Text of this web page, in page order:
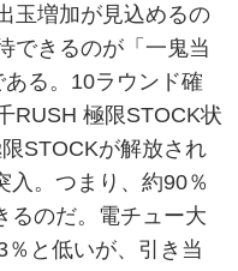
玉増加が見込めるの
できるのが「一鬼当
る。10ラウンド確
RUSH 極限STOCK状
STOCKが解放され
入。つまり、約90％
るのだ。電チュー大
と低いが、引き当